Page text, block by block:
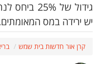
גידול של
יש ירידה במס
קרן אור חדשות בית שמש